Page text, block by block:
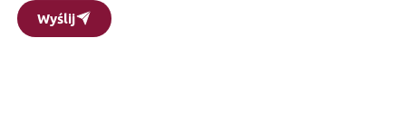
Wyślij